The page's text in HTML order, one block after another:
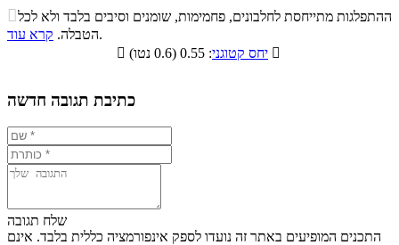
התפלגות ערך תזונתי במתכון
סיבים
תזונתיים
שומנים חלבונים
13.7% 47.4%
ההתפלגות מתייחסת לחלבונים, פחמימות, שומנים וסיבים בלבד ולא לכל
הטבלה. קרא עוד
.

יחס קטוגני 
כתיבת תגובה חדשה
שלח תגובה
התכנים המופיעים באתר זה נועדו לספק אינפורמציה כללית בלבד. אינם